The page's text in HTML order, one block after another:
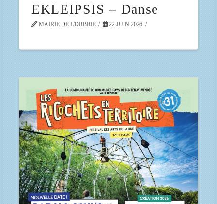
EKLEIPSIS – Danse
MAIRIE DE L'ORBRIE 22 JUIN 2026